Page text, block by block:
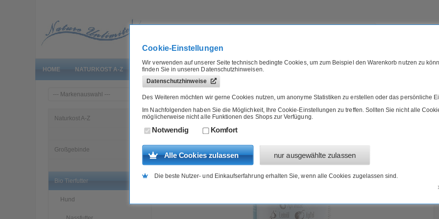
HOME NATURKOST A-Z GROSSGEBINDE BIO TIERFUTTER B-WARE
Naturkost A-Z
Großgebinde
Bio Tierfutter
Hund
Hunde Ergänzungsfutter Schaf mit Apfel NICHT BIO, getreidefr. 800g HerzensHund
Cookie-Einstellungen
Wir verwenden auf unserer Seite technisch bedingte Cookies, um zum Beispiel den Warenkorb nutzen zu
finden Sie in unseren Datenschutzhinweisen.
Datenschutzhinweise
Des Weiteren möchten wir gerne Cookies nutzen, um anonyme Statistiken zu erstellen oder das persönliche
Im Nachfolgenden haben Sie die Möglichkeit, Ihre Cookie-Einstellungen zu treffen. Sollten Sie nicht alle
möglicherweise nicht alle Funktionen des Shops zur Verfügung.
Notwendig Komfort
Alle Cookies zulassen nur ausgewählte zulassen
Die beste Nutzer- und Einkaufserfahrung erhalten Sie, wenn alle Cookies zugelassen sind.